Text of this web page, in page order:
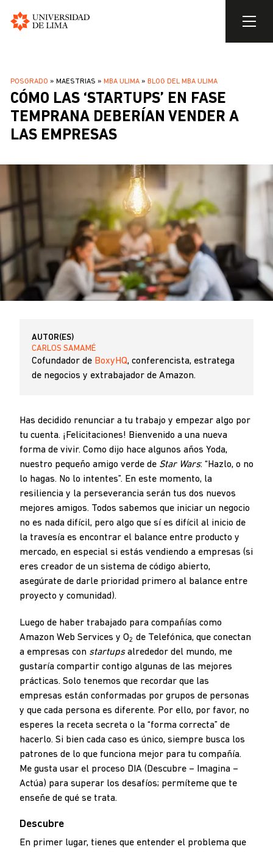
contenido
principal
SOBRESCRIBIR
ENLACES
DE
AYUDA
LA
POSGRADO MAESTRIAS MBA ULIMA BLOG DEL MBA ULIMA
CÓMO LAS ‘STARTUPS’ EN FASE
TEMPRANA DEBERÍAN VENDER A
LAS EMPRESAS
AUTOR(ES)
CARLOS SAMAMÉ
Cofundador de BoxyHQ, conferencista, estratega
de negocios y extrabajador de Amazon.
Has decidido renunciar a tu trabajo y empezar algo por
tu cuenta. ¡Felicitaciones! Bienvenido a una nueva
forma de vivir. Como dijo hace algunos años Yoda,
nuestro pequeño amigo verde de Star Wars: “Hazlo, o no
lo hagas. No lo intentes”. En este momento, la
resiliencia y la perseverancia serán tus dos nuevos
mejores amigos. Todos sabemos que iniciar un negocio
no es nada difícil, pero algo que sí es difícil al inicio de
la travesía es encontrar el balance entre producto y
mercado, en especial si estás vendiendo a empresas (si
eres creador de un sistema de código abierto,
asegúrate de darle prioridad primero al balance entre
proyecto y comunidad).
Luego de haber trabajado para compañías como
Amazon Web Services y O2 de Telefónica, que conectan
a empresas con startupsalrededor del mundo, me
gustaría compartir contigo algunas de las mejores
prácticas. Solo tenemos que recordar que las
empresas están conformadas por grupos de personas
y que cada persona es diferente. Por ello, por favor, no
esperes la receta secreta o la “forma correcta” de
hacerlo. Si bien cada caso es único, siempre busca los
patrones de lo que funciona mejor para tu compañía.
Me gusta usar el proceso DIA (Descubre – Imagina –
Actúa) para superar los desafíos; permíteme que te
enseñe de qué se trata.
Descubre
En primer lugar, tienes que entender el problema que